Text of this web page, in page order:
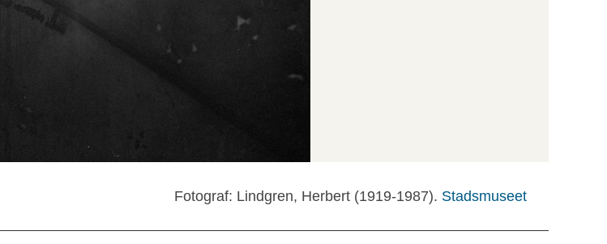
Fotograf: Lindgren, Herbert (1919-1987). Stadsmuseet